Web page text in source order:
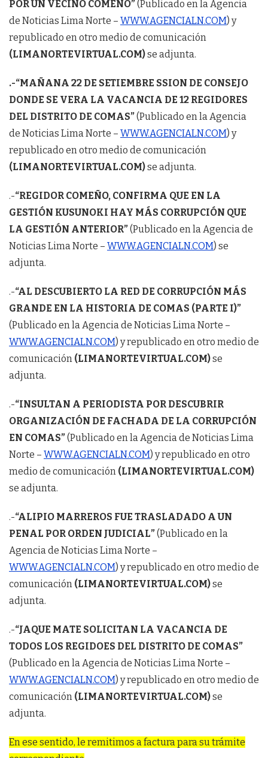
POR UN VECINO COMEÑO”(Publicado en la Agencia
de Noticias Lima Norte – WWW.AGENCIALN.COM) y
republicado en otro medio de comunicación
(LIMANORTEVIRTUAL.COM)se adjunta.
.-“MAÑANA 22 DE SETIEMBRE SSION DE CONSEJO
DONDE SE VERA LA VACANCIA DE 12 REGIDORES
DEL DISTRITO DE COMAS”(Publicado en la Agencia
de Noticias Lima Norte – WWW.AGENCIALN.COM) y
republicado en otro medio de comunicación
(LIMANORTEVIRTUAL.COM)se adjunta.
.-“REGIDOR COMEÑO, CONFIRMA QUE EN LA
GESTIÓN KUSUNOKI HAY MÁS CORRUPCIÓN QUE
LA GESTIÓN ANTERIOR”(Publicado en la Agencia de
Noticias Lima Norte – WWW.AGENCIALN.COM) se
adjunta.
.-“AL DESCUBIERTO LA RED DE CORRUPCIÓN MÁS
GRANDE EN LA HISTORIA DE COMAS (PARTE I)”
(Publicado en la Agencia de Noticias Lima Norte –
WWW.AGENCIALN.COM) y republicado en otro medio de
comunicación (LIMANORTEVIRTUAL.COM)se
adjunta.
.-“INSULTAN A PERIODISTA POR DESCUBRIR
ORGANIZACIÓN DE FACHADA DE LA CORRUPCIÓN
EN COMAS”(Publicado en la Agencia de Noticias Lima
Norte – WWW.AGENCIALN.COM) y republicado en otro
medio de comunicación (LIMANORTEVIRTUAL.COM)
se adjunta.
.-“ALIPIO MARREROS FUE TRASLADADO A UN
PENAL POR ORDEN JUDICIAL”(Publicado en la
Agencia de Noticias Lima Norte –
WWW.AGENCIALN.COM) y republicado en otro medio de
comunicación (LIMANORTEVIRTUAL.COM)se
adjunta.
.-“JAQUE MATE SOLICITAN LA VACANCIA DE
TODOS LOS REGIDOES DEL DISTRITO DE COMAS”
(Publicado en la Agencia de Noticias Lima Norte –
WWW.AGENCIALN.COM) y republicado en otro medio de
comunicación (LIMANORTEVIRTUAL.COM)se
adjunta.
En ese sentido, le remitimos a factura para su trámite